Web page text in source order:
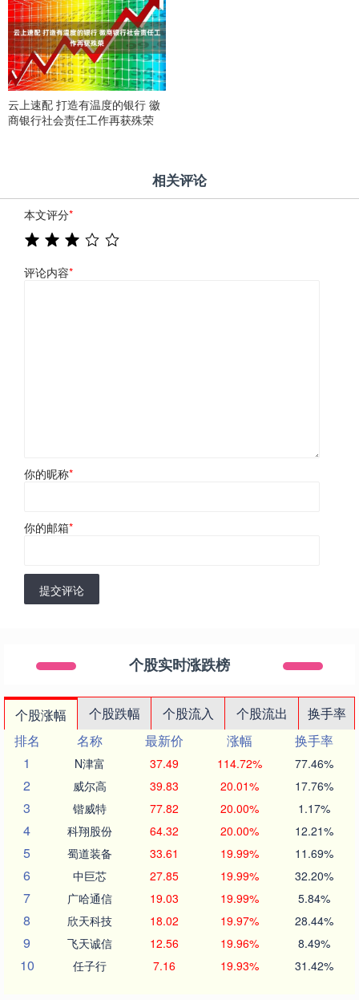
云上速配 打造有温度的银行 徽
商银行社会责任工作再获殊荣
相关评论
本文评分*
评论内容*
你的昵称*
你的邮箱*
提交评论
个股实时涨跌榜
个股涨幅 个股跌幅 个股流入 个股流出
换手率
排名
名称 最新价 涨幅
换手率
1
N津富 37.49 114.72% 77.46%
2 威尔高 39.83 20.01% 17.76%
3 锴威特 77.82 20.00% 1.17%
4 科翔股份 64.32 20.00% 12.21%
5 蜀道装备 33.61 19.99% 11.69%
6 中巨芯 27.85 19.99% 32.20%
7 广哈通信 19.03 19.99% 5.84%
8 欣天科技 18.02 19.97% 28.44%
9 飞天诚信 12.56 19.96% 8.49%
10 任子行 7.16 19.93% 31.42%